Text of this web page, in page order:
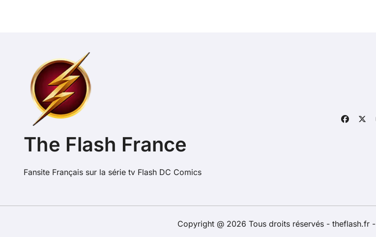
The Flash France
Fansite Français sur la série tv Flash DC Comics
Copyright @ 2026 Tous droits réservés - theflash.fr -